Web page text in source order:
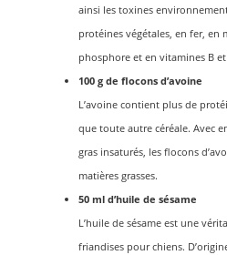
ainsi les toxines
protéines végétales, en fer, en
phosphore et en vitamines B et
100 g de flocons d’avoine
L’avoine contient plus de
que toute autre céréale. Avec
gras insaturés, les flocons
matières grasses.
50 ml d’huile de sésame
L’huile de sésame est une
friandises pour chiens.